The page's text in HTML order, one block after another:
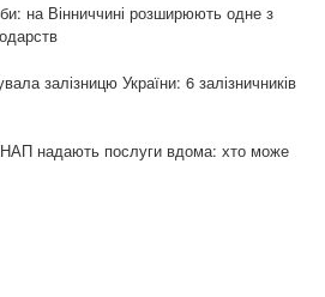
на Вінниччині розширюють одне з
залізницю України: 6 залізничників
надають послуги вдома: хто може